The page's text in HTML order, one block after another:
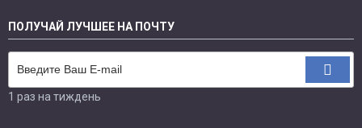
ПОЛУЧАЙ ЛУЧШЕЕ НА ПОЧТУ
1 раз на тиждень